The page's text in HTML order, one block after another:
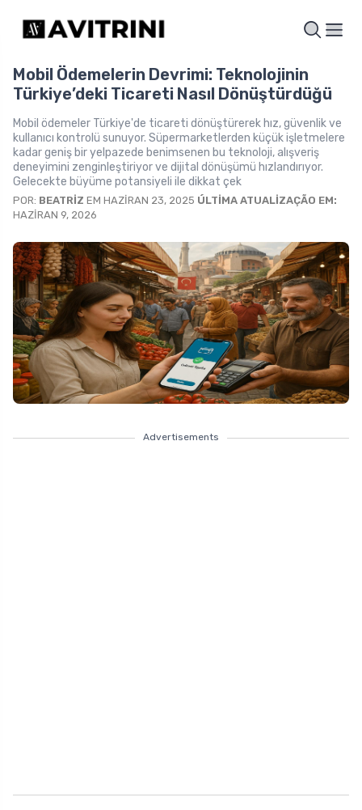
Mobil Ödemelerin Devrimi: Teknolojinin
Türkiye’deki Ticareti Nasıl Dönüştürdüğü
Mobil ödemeler Türkiye'de ticareti dönüştürerek hız, güvenlik ve
kullanıcı kontrolü sunuyor. Süpermarketlerden küçük işletmelere
kadar geniş bir yelpazede benimsenen bu teknoloji, alışveriş
deneyimini zenginleştiriyor ve dijital dönüşümü hızlandırıyor.
Gelecekte büyüme potansiyeli ile dikkat çek
POR: BEATRIZ EM HAZIRAN 23, 2025 ÚLTIMA ATUALIZAÇÃO EM:
HAZIRAN 9, 2026
Advertisements